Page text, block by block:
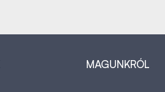
MAGUNKRÓL